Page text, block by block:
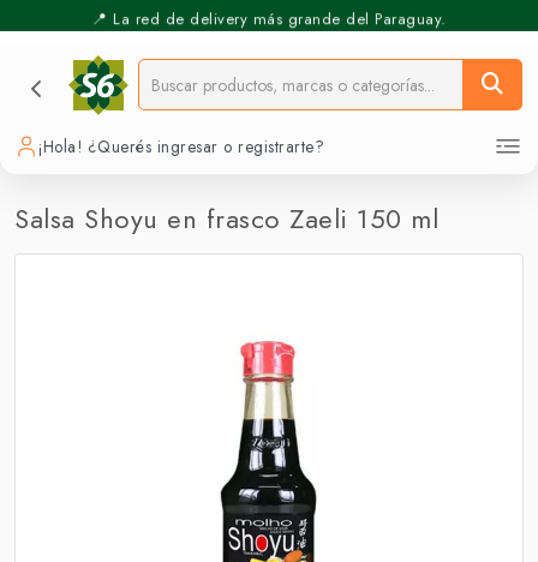
📍 La red de delivery más grande del Paraguay.
⚡️ Pickup Express - Retirás en 30 min.
¡Hola! ¿Querés ingresar o registrarte?
Salsa Shoyu en frasco Zaeli 150 ml